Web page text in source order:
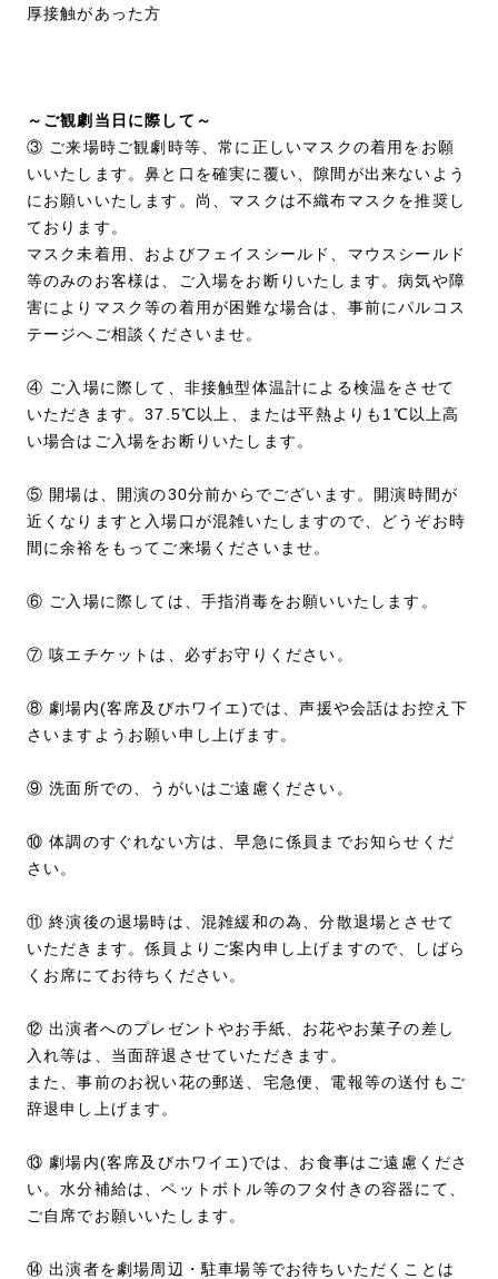
厚接触があった方
～ご観劇当日に際して～
③ ご来場時ご観劇時等、常に正しいマスクの着用をお願
いいたします。鼻と口を確実に覆い、隙間が出来ないよう
にお願いいたします。尚、マスクは不織布マスクを推奨し
ております。
マスク未着用、およびフェイスシールド、マウスシールド
等のみのお客様は、ご入場をお断りいたします。病気や障
害によりマスク等の着用が困難な場合は、事前にパルコス
テージへご相談くださいませ。
④ ご入場に際して、非接触型体温計による検温をさせて
いただきます。37.5℃以上、または平熱よりも1℃以上高
い場合はご入場をお断りいたします。
⑤ 開場は、開演の30分前からでございます。開演時間が
近くなりますと入場口が混雑いたしますので、どうぞお時
間に余裕をもってご来場くださいませ。
⑥ ご入場に際しては、手指消毒をお願いいたします。
⑦ 咳エチケットは、必ずお守りください。
⑧ 劇場内(客席及びホワイエ)では、声援や会話はお控え下
さいますようお願い申し上げます。
⑨ 洗面所での、うがいはご遠慮ください。
⑩ 体調のすぐれない方は、早急に係員までお知らせくだ
さい。
⑪ 終演後の退場時は、混雑緩和の為、分散退場とさせて
いただきます。係員よりご案内申し上げますので、しばら
くお席にてお待ちください。
⑫ 出演者へのプレゼントやお手紙、お花やお菓子の差し
入れ等は、当面辞退させていただきます。
また、事前のお祝い花の郵送、宅急便、電報等の送付もご
辞退申し上げます。
⑬ 劇場内(客席及びホワイエ)では、お食事はご遠慮くださ
い。水分補給は、ペットボトル等のフタ付きの容器にて、
ご自席でお願いいたします。
⑭ 出演者を劇場周辺・駐車場等でお待ちいただくことは